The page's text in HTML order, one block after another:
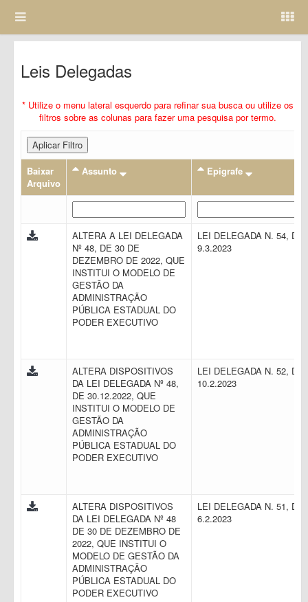
Leis Delegadas
* Utilize o menu lateral esquerdo para refinar sua busca ou utilize os
filtros sobre as colunas para fazer uma pesquisa por termo.
Aplicar Filtro
Baixar
Arquivo
Assunto Epigrafe
ALTERA A LEI DELEGADA
Nº 48, DE 30 DE
DEZEMBRO DE 2022, QUE
INSTITUI O MODELO DE
GESTÃO DA
ADMINISTRAÇÃO
PÚBLICA ESTADUAL DO
PODER EXECUTIVO
LEI DELEGADA N. 54, DE
9.3.2023
ALTERA DISPOSITIVOS
DA LEI DELEGADA Nº 48,
DE 30.12.2022, QUE
INSTITUI O MODELO DE
GESTÃO DA
ADMINISTRAÇÃO
PÚBLICA ESTADUAL DO
PODER EXECUTIVO
LEI DELEGADA N. 52, DE
10.2.2023
ALTERA DISPOSITIVOS
DA LEI DELEGADA Nº 48
DE 30 DE DEZEMBRO DE
2022, QUE INSTITUI O
MODELO DE GESTÃO DA
ADMINISTRAÇÃO
PÚBLICA ESTADUAL DO
PODER EXECUTIVO
LEI DELEGADA N. 51, DE
6.2.2023